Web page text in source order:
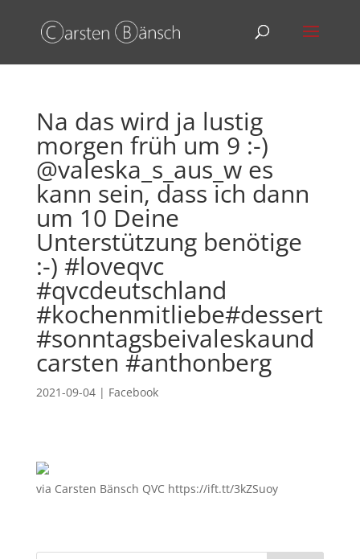
Na das wird ja lustig
morgen früh um 9 :-)
@valeska_s_aus_w es
kann sein, dass ich dann
um 10 Deine
Unterstützung benötige
:-) #loveqvc
#qvcdeutschland
#kochenmitliebe#dessert
#sonntagsbeivaleskaund
carsten #anthonberg
2021-09-04| Facebook
via Carsten Bänsch QVC https://ift.tt/3kZSuoy